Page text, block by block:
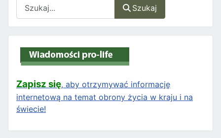
Szukaj
Zapisz się, aby otrzymywać informację
internetową na temat obrony życia w kraju i na
świecie!